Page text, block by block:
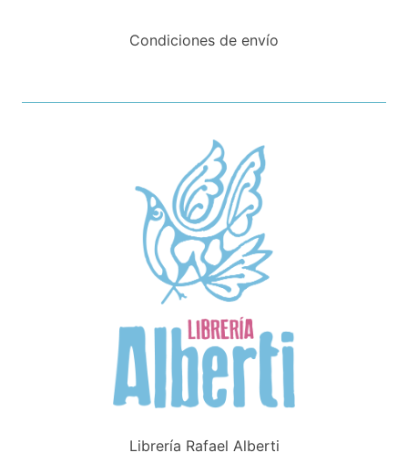
Condiciones de envío
Librería Rafael Alberti